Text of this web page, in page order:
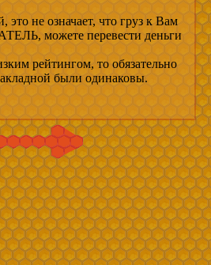
не означает, что груз к Вам
можете перевести деньги
рейтингом, то обязательно
были одинаковы.